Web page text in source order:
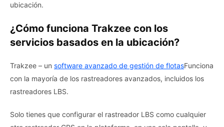
ubicación.
¿Cómo funciona Trakzee con los
servicios basados ​​en la ubicación?
Trakzee – un software avanzado de gestión de flotasFunciona
con la mayoría de los rastreadores avanzados, incluidos los
rastreadores LBS.
Solo tienes que configurar el rastreador LBS como cualquier